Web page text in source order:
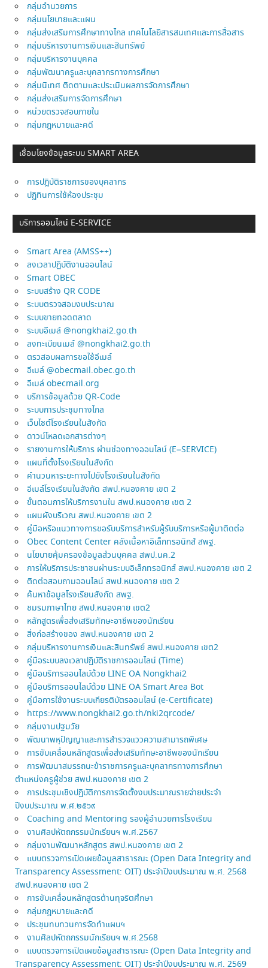
กลุ่มอำนวยการ
กลุ่มนโยบายและแผน
กลุ่มส่งเสริมการศึกษาทางไกล เทคโนโลยีสารสนเทศและการสื่อสาร
กลุ่มบริหารงานการเงินและสินทรัพย์
กลุ่มบริหารงานบุคคล
กลุ่มพัฒนาครูและบุคลากรทางการศึกษา
กลุ่มนิเทศ ติดตามและประเมินผลการจัดการศึกษา
กลุ่มส่งเสริมการจัดการศึกษา
หน่วยตรวจสอบภายใน
กลุ่มกฎหมายและคดี
เชื่อมโยงข้อมูลระบบ SMART AREA
การปฎิบัติราชการของบุคลากร
ปฏิทินการใช้ห้องประชุม
บริการออนไลน์ E-SERVICE
Smart Area (AMSS++)
ลงเวลาปฏิบัติงานออนไลน์
Smart OBEC
ระบบสร้าง QR CODE
ระบบตรวจสอบงบประมาณ
ระบบขายทอดตลาด
ระบบอีเมล์ @nongkhai2.go.th
ลงทะเบียนเมล์ @nongkhai2.go.th
ตรวสอบผลการขอใช้อีเมล์
อีเมล์ @obecmail.obec.go.th
อีเมล์ obecmail.org
บริการข้อมูลด้วย QR-Code
ระบบการประชุมทางไกล
เว็บไซต์โรงเรียนในสังกัด
ดาวน์โหลดเอกสารต่างๆ
รายงานการให้บริการ ผ่านช่องทางออนไลน์ (E–SERVICE)
แผนที่ตั้งโรงเรียนในสังกัด
คำนวนหาระยะทางไปยังโรงเรียนในสังกัด
อีเมล์โรงเรียนในสังกัด สพป.หนองคาย เขต 2
ขั้นตอนการให้บริการงานใน สพป.หนองคาย เขต 2
แผนผังบริเวณ สพป.หนองคาย เขต 2
คู่มือหรือแนวทางการขอรับบริการสำหรับผู้รับบริการหรือผู้มาติดต่อ
Obec Content Center คลังเนื้อหาอิเล็กทรอนิกส์ สพฐ.
นโยบายคุ้มครองข้อมูลส่วนบุคคล สพป.นค.2
การให้บริการประชาชนผ่านระบบอิเล็กทรอนิกส์ สพป.หนองคาย เขต 2
ติดต่อสอบถามออนไลน์ สพป.หนองคาย เขต 2
ค้นหาข้อมูลโรงเรียนสังกัด สพฐ.
ชมรมภาษาไทย สพป.หนองคาย เขต2
หลักสูตรเพื่อส่งเสริมทักษะอาชีพของนักเรียน
สิ่งก่อสร้างของ สพป.หนองคาย เขต 2
กลุ่มบริหารงานการเงินและสินทรัพย์ สพป.หนองคาย เขต2
คู่มือระบบลงเวลาปฏิบัติราชการออนไลน์ (Time)
คู่มือบริการออนไลบ์ด้วย LINE OA Nongkhai2
คู่มือบริการออนไลบ์ด้วย LINE OA Smart Area Bot
คู่มือการใช้งานระบบเกียรติบัตรออนไลน์ (e-Certificate)
https://www.nongkhai2.go.th/nki2qrcode/
กลุ่มงานปฐมวัย
พัฒนาพหุปัญญาและการสำรวจแววความสามารถพิเศษ
การขับเคลื่อนหลักสูตรเพื่อส่งเสริมทักษะอาชีพของนักเรียน
การพัฒนาสมรรถนะข้าราชการครูและบุคลากรทางการศึกษา
ตำแหน่งครูผู้ช่วย สพป.หนองคาย เขต 2
การประชุมเชิงปฏิบัติการการจัดตั้งงบประมาณรายจ่ายประจำ
ปีงบประมาณ พ.ศ.๒๕๖๙
Coaching and Mentoring รองผู้อำนวยการโรงเรียน
งานศิลปหัตถกรรมนักเรียนฯ พ.ศ.2567
กลุ่มงานพัฒนาหลักสูตร สพป.หนองคาย เขต 2
แบบตรวจการเปิดเผยข้อมูลสาธารณะ (Open Data Integrity and
Transparency Assessment: OIT) ประจำปีงบประมาณ พ.ศ. 2568
สพป.หนองคาย เขต 2
การขับเคลื่อนหลักสูตรต้านทุจริตศึกษา
กลุ่มกฎหมายและคดี
ประชุมทบทวนการจัดทำแผนฯ
งานศิลปหัตถกรรมนักเรียนฯ พ.ศ.2568
แบบตรวจการเปิดเผยข้อมูลสาธารณะ (Open Data Integrity and
Transparency Assessment: OIT) ประจำปีงบประมาณ พ.ศ. 2569